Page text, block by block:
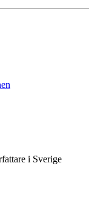
i Sverige